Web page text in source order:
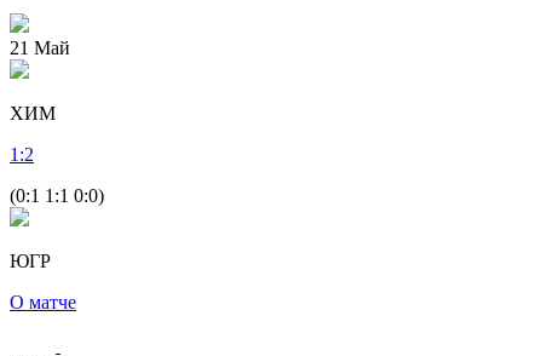
21 Май
ХИМ
1 :2
(0:1 1:1 0:0)
ЮГР
О матче